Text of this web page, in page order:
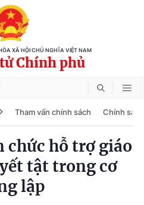
XÃ HỘI CHỦ NGHĨA VIỆT NAM
Chính phủ
Tham vấn chính sách Chính
chức hỗ trợ giáo
tật trong cơ
lập